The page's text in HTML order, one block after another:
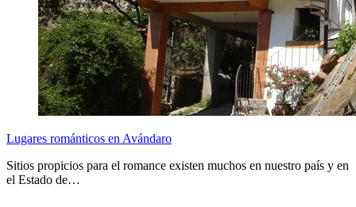
Lugares románticos en Avándaro
Sitios propicios para el romance existen muchos en nuestro país y en
el Estado de…